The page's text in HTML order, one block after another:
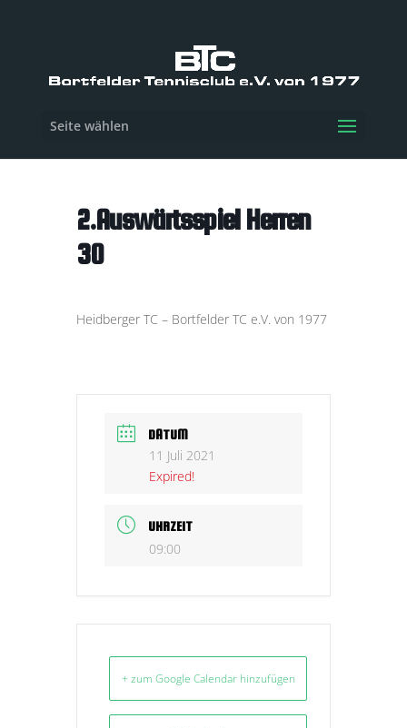
Seite wählen
2.Auswärtsspiel Herren
30
Heidberger TC – Bortfelder TC e.V. von 1977
DATUM
11 Juli 2021
Expired!
UHRZEIT
09:00
+ zum Google Calendar hinzufügen